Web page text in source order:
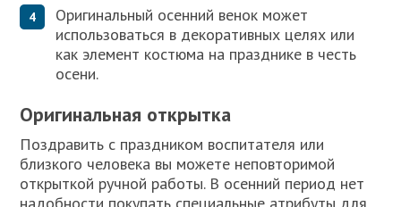
Оригинальный осенний венок может
использоваться в декоративных целях или
как элемент костюма на празднике в честь
осени.
Оригинальная открытка
Поздравить с праздником воспитателя или
близкого человека вы можете неповторимой
открыткой ручной работы. В осенний период нет